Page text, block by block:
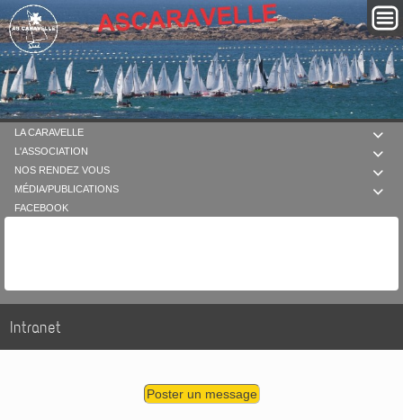

LA CARAVELLE

L'ASSOCIATION

NOS RENDEZ VOUS

MÉDIA/PUBLICATIONS
FACEBOOK
Intranet
Poster un message